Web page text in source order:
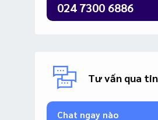
024 7300 6886
Tư vấn qua
Chat ngay nào